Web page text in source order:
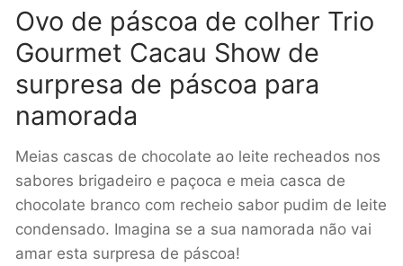
Ovo de páscoa de colher Trio
Gourmet Cacau Show de
surpresa de páscoa para
namorada
Meias cascas de chocolate ao leite recheados nos
sabores brigadeiro e paçoca e meia casca de
chocolate branco com recheio sabor pudim de leite
condensado. Imagina se a sua namorada não vai
amar esta surpresa de páscoa!